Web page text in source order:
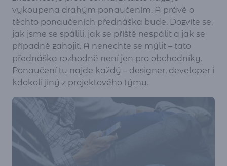
vykoupena drahým ponaučením. A právě o
těchto ponaučeních přednáška bude. Dozvíte se,
jak jsme se spálili, jak se příště nespálit a jak se
případně zahojit. A nenechte se mýlit – tato
přednáška rozhodně není jen pro obchodníky.
Ponaučení tu najde každý – designer, developer i
kdokoli jiný z projektového týmu.